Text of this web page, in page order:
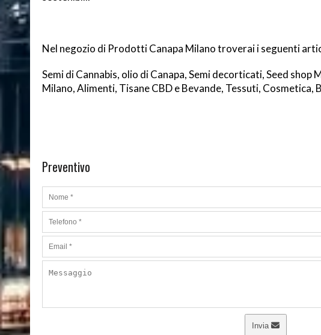
Nel negozio di Prodotti Canapa Milano troverai i seguenti
Semi di Cannabis, olio di Canapa, Semi decorticati, Seed shop
Milano, Alimenti, Tisane CBD e Bevande, Tessuti, Cosmetica,
Preventivo
Invia